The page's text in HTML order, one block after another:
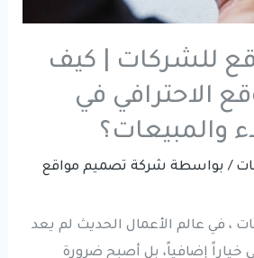
للشركات | كيف
الاحترافي في
والمبيعات؟
/ بواسطة شركة تصميم مواقع
، في عالم الأعمال الحديث لم يعد
خياراً إضافياً، بل أصبح ضرورة